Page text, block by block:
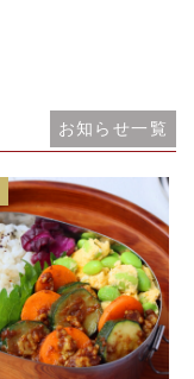
お知らせ一覧